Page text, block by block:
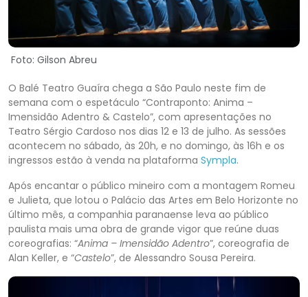
Foto: Gilson Abreu
O Balé Teatro Guaíra chega a São Paulo neste fim de
semana com o espetáculo “Contraponto: Anima –
Imensidão Adentro & Castelo”, com apresentações no
Teatro Sérgio Cardoso nos dias 12 e 13 de julho. As sessões
acontecem no sábado, às 20h, e no domingo, às 16h e os
ingressos estão à venda na plataforma Sympla.
Após encantar o público mineiro com a montagem Romeu
e Julieta, que lotou o Palácio das Artes em Belo Horizonte no
último mês, a companhia paranaense leva ao público
paulista mais uma obra de grande vigor que reúne duas
coreografias: “Anima – Imensidão Adentro”, coreografia de
Alan Keller, e “Castelo”, de Alessandro Sousa Pereira.